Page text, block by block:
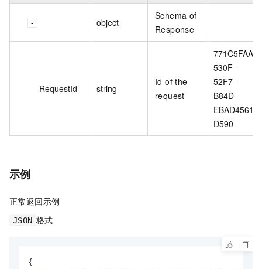
object
Schema of
Response
RequestId string
Id of the
request
771C5FAA-
530F-
52F7-
B84D-
EBAD4561
D590
示例
正常返回示例
JSON 格式
{